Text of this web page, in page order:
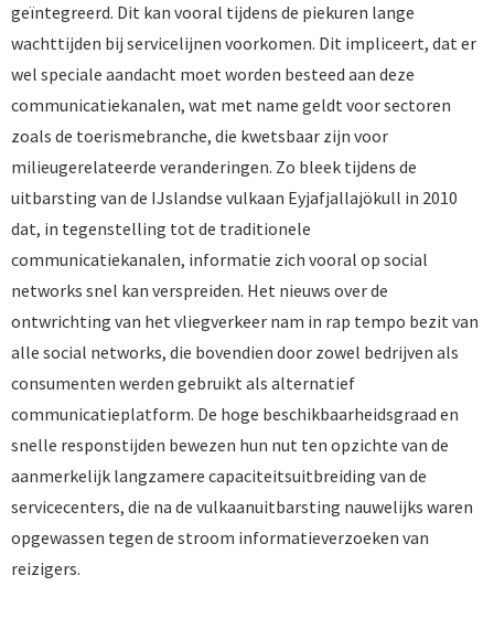
geïntegreerd. Dit kan vooral tijdens de piekuren lange
wachttijden bij servicelijnen voorkomen. Dit impliceert, dat er
wel speciale aandacht moet worden besteed aan deze
communicatiekanalen, wat met name geldt voor sectoren
zoals de toerismebranche, die kwetsbaar zijn voor
milieugerelateerde veranderingen. Zo bleek tijdens de
uitbarsting van de IJslandse vulkaan Eyjafjallajökull in 2010
dat, in tegenstelling tot de traditionele
communicatiekanalen, informatie zich vooral op social
networks snel kan verspreiden. Het nieuws over de
ontwrichting van het vliegverkeer nam in rap tempo bezit van
alle social networks, die bovendien door zowel bedrijven als
consumenten werden gebruikt als alternatief
communicatieplatform. De hoge beschikbaarheidsgraad en
snelle responstijden bewezen hun nut ten opzichte van de
aanmerkelijk langzamere capaciteitsuitbreiding van de
servicecenters, die na de vulkaanuitbarsting nauwelijks waren
opgewassen tegen de stroom informatieverzoeken van
reizigers.